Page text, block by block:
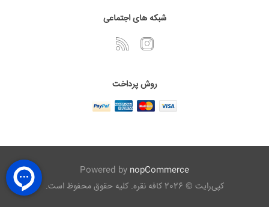
شبکه های اجتماعی
روش پرداخت
Powered by nopCommerce
کپی‌رایت © 2026 کافه نقره. کلیه حقوق محفوظ است.